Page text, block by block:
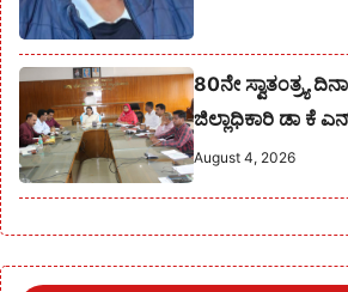
80ನೇ ಸ್ವಾತಂತ್ರ್ಯ
ಜಿಲ್ಲಾಧಿಕಾರಿ ಡಾ ಕೆ
August 4, 2026